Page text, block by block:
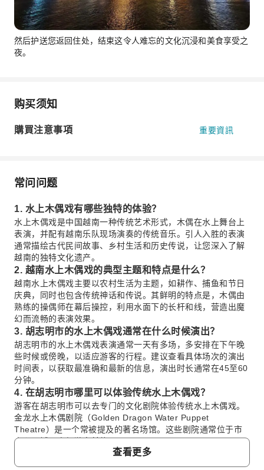
然后护送您返回住处，结束这令人难忘的文化沉浸和美食享受之
夜。
购买须知
購買注意事項 重要資訊
常问问题
1. 水上木偶戏有哪些独特的体验？
水上木偶戏是中国越南一种传统艺术形式，木偶在水上舞台上
表演，并配有越南乐队现场演奏的传统音乐。引人入胜的表演
通常描绘古代民间故事、乡村生活和历史传说，让您深入了解
越南的独特文化遗产。
2. 越南水上木偶戏的典型主题和特点是什么？
越南水上木偶戏主要以农村生活为主题，如耕作、捕鱼和节日
庆典，同时也包含传统神话和传说。其鲜明的特点是，木偶由
熟练的操偶师在幕后操控，利用水面下的长杆和线，营造出魔
幻而流畅的表演效果。
3. 胡志明市的水上木偶戏通常在什么时候演出？
胡志明市的水上木偶戏表演通常一天有多场，多安排在下午晚
些时候或傍晚，以适应游客的行程。建议查看具体场次的演出
时间表，以获取最准确和最新的信息，演出时长通常在45至60
分钟。
4. 在胡志明市哪里可以体验传统水上木偶戏？
游客在胡志明市可以去专门的文化剧院体验传统水上木偶戏。
金龙水上木偶剧院（Golden Dragon Water Puppet
Theatre）是一个常被提及的著名场馆。这些剧院通常位于市
中心区域，方便游客前往。
5. 参加西贡河晚餐游船有哪些看点和体验？
在西贡河晚餐游船上，您可以从水上欣赏胡志明市灯火辉煌的
查看更多